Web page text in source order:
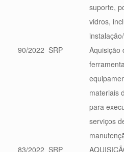
suporte,
vidros,
90/2022 SRP
Aquisição
materiais
para
serviços
83/2022 SRP